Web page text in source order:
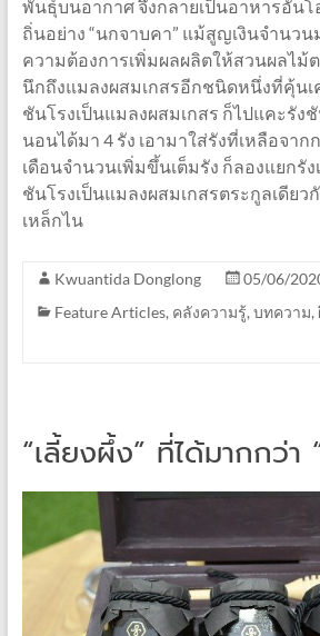
พันธุ์บนอากาศ จึงกลายเป็นอาหารอัน
ถิ่นอย่าง “นกจาบคา” แม้สูญเงินจำนว
ความต้องการเพิ่มผลผลิตให้สวนผลไม้
นึกถึงแมลงผสมเกสรอีกชนิดหนึ่งที่คุ้นเ
ชันโรงเป็นแมลงผสมเกสร ก็ไปแคะรัง
นอนได้มา 4 รัง เอามาใส่รังที่เหลือจาก
เดือนจำนวนเพิ่มขึ้นเต็มรัง ก็ลองแยกรัง
ชันโรงเป็นแมลงผสมเกสรตระกูลเดียว
เหล็กไน
Kwuantida Donglong
05/06/
Feature Articles, คลังความรู้, บทความ,
“เลี้ยงผึ้ง” ที่ได้มากกว่า